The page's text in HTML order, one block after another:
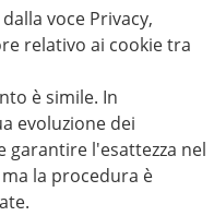
voce Privacy,
relativo ai cookie tra
è simile. In
evoluzione dei
garantire l'esattezza nel
la procedura è